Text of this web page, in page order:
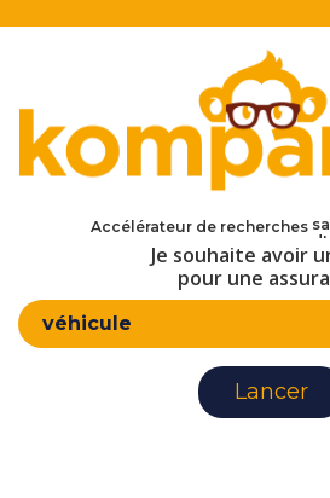
Accélérateur de recherches
Je souhaite avoir
pour une
véhicule
Lancer